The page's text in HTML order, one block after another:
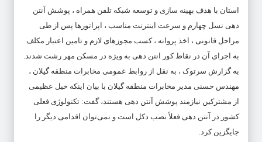
استان با هدف بهینه سازی و توسعه شبکه تلفن همراه ، پوشش آنتن
دهی نسل چهارم و سرعت اینترنت مناسب ، اپراتورها پس از طی
مراحل قانونی ، اخذ پروانه ، کسب مجوزهای لازم و تامین اعتبار مکلف
به اجرای آن در نقاط کور انتن دهی به ویژه در مسکن مهر رشت شدند.
به گزارش سرتوک ، به نقل از روابط عمومی مخابرات منطقه گیلان ،
مهندس حسنی مدیر مخابرات منطقه گیلان با بیان اینکه خیل عظیمی
از مشترکین نیازمند پوشش آنتن دهی هستند، گفت: تکنولوژی فعلی
کشور در آنتن دهی فعلاً نصب دکل است و نمی‌توان اقدامی دیگر را
جایگزین کرد.